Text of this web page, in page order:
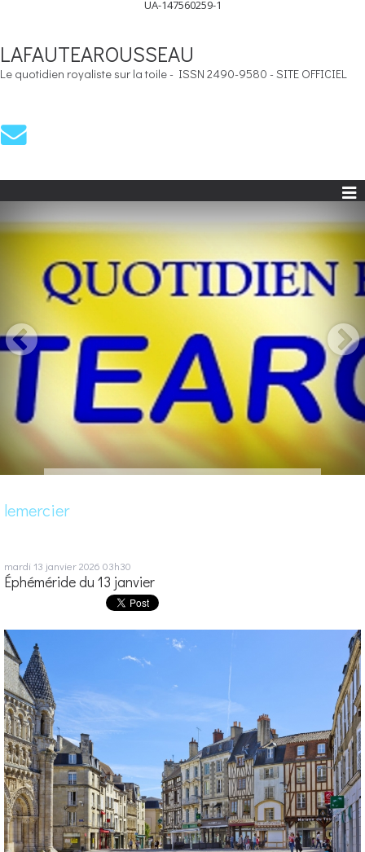
UA-147560259-1
LAFAUTEAROUSSEAU
Le quotidien royaliste sur la toile - ISSN 2490-9580 - SITE OFFICIEL
lemercier
mardi 13 janvier 2026 03h30
Éphéméride du 13 janvier